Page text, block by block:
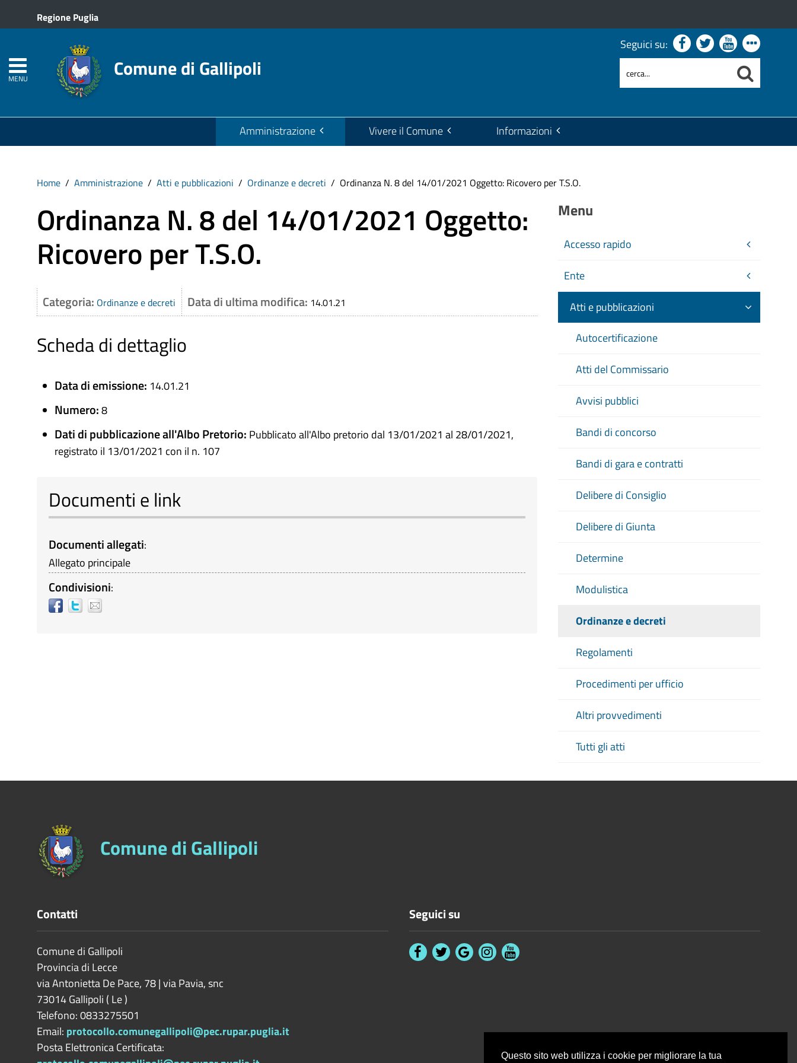
Questo sito web utilizza i cookie per migliorare la tua
Regione Puglia
MENU Comune di Gallipoli
Seguici su:
Amministrazione Vivere il Comune Informazioni
Home Amministrazione Atti e pubblicazioni Ordinanze e decreti Ordinanza N. 8 del 14/01/2021 Oggetto: Ricovero per T.S.O.
Ordinanza N. 8 del 14/01/2021 Oggetto:
Ricovero per T.S.O.
Categoria: Ordinanze e decreti Data di ultima modifica: 14.01.21
Scheda di dettaglio
Data di emissione: 14.01.21
Numero:8
Dati di pubblicazione all'Albo Pretorio: Pubblicato all'Albo pretorio dal 13/01/2021 al 28/01/2021,
registrato il 13/01/2021 con il n. 107
Documenti e link
Documenti allegati:
Allegato principale
Condivisioni:
Menu
Accesso rapido
Ente
Atti e pubblicazioni
Autocertificazione
Atti del Commissario
Avvisi pubblici
Bandi di concorso
Bandi di gara e contratti
Delibere di Consiglio
Delibere di Giunta
Determine
Modulistica
Ordinanze e decreti
Regolamenti
Procedimenti per ufficio
Altri provvedimenti
Tutti gli atti
Comune di Gallipoli
Contatti
Comune di Gallipoli
Provincia di Lecce
via Antonietta De Pace, 78 | via Pavia, snc
73014Gallipoli ( Le)
Telefono: 0833275501
Email: protocollo.comunegallipoli@pec.rupar.puglia.it
Posta Elettronica Certificata:
Seguici su